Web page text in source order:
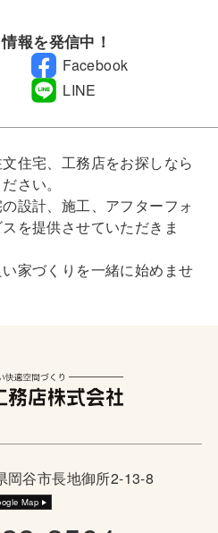
報を発信中！
Facebook
LINE
住宅、工務店をお探しなら
さい。
設計、施工、アフターフォ
を提供させていただきま
家づくりを一緒に始めませ
岡谷市長地御所2-13-8
Map